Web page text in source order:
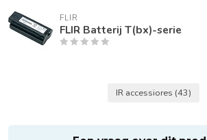
FLIR
FLIR Batterij T(bx)-serie
IR accessiores (43)